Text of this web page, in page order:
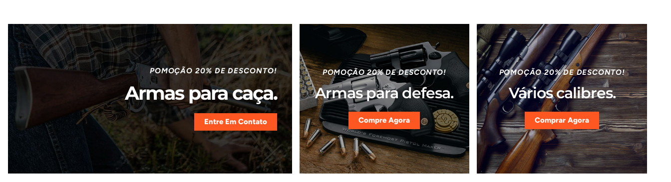
POMOÇÃO 20% DE DESCONTO!
Armas para caça.
Entre Em Contato
POMOÇÃO 20% DE DESCONTO!
Armas para defesa.
Compre Agora
POMOÇÃO 20% DE DESCONTO!
Vários calibres.
Comprar Agora